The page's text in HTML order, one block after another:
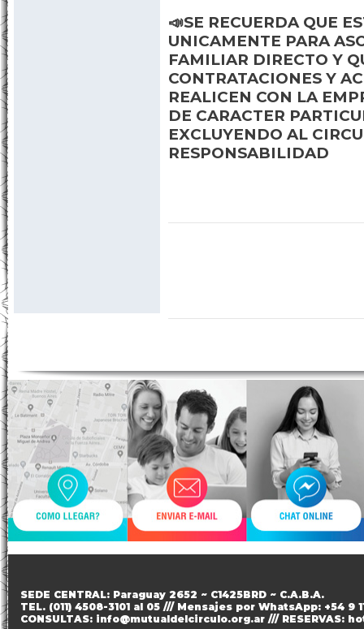
📩
📣SE RECUERDA QUE
UNICAMENTE PARA
FAMILIAR DIRECTO Y
CONTRATACIONES Y
REALICEN CON LA
DE CARACTER